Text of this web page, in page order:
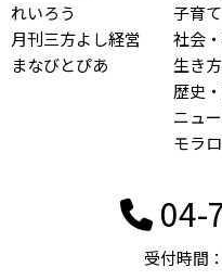
れいろう
月刊三方よし経営
まなびとぴあ
子育
社会
生き
歴史
ニュ
モラ
04-
受付時間